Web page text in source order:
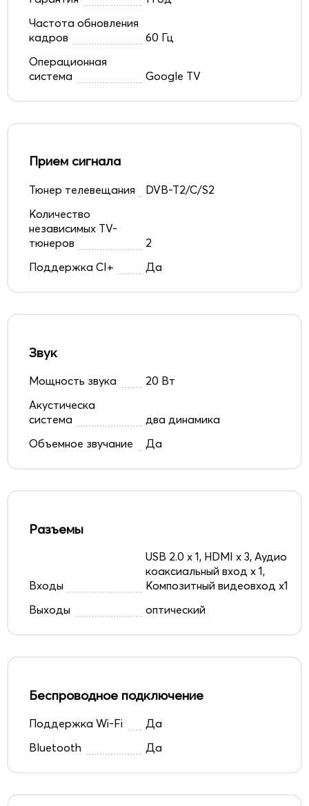
Частота обновления
кадров
60 Гц
Операционная
система
Google TV
Прием сигнала
Тюнер телевещания
DVB-T2/C/S2
Количество
независимых TV-
тюнеров
2
Поддержка CI+
Да
Звук
Мощность звука
20 Вт
Акустическа
система
два динамика
Объемное звучание
Да
Разъемы
Входы
USB 2.0 х 1, HDMI x 3, Аудио
коаксиальный вход х 1,
Композитный видеовход х1
Выходы
оптический
Беспроводное подключение
Поддержка Wi-Fi
Да
Bluetooth
Да